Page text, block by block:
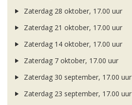
Zaterdag 28 oktober, 17.00 uur
Zaterdag 21 oktober, 17.00 uur
Zaterdag 14 oktober, 17.00 uur
Zaterdag 7 oktober, 17.00 uur
Zaterdag 30 september, 17.00 uur
Zaterdag 23 september, 17.00 uur